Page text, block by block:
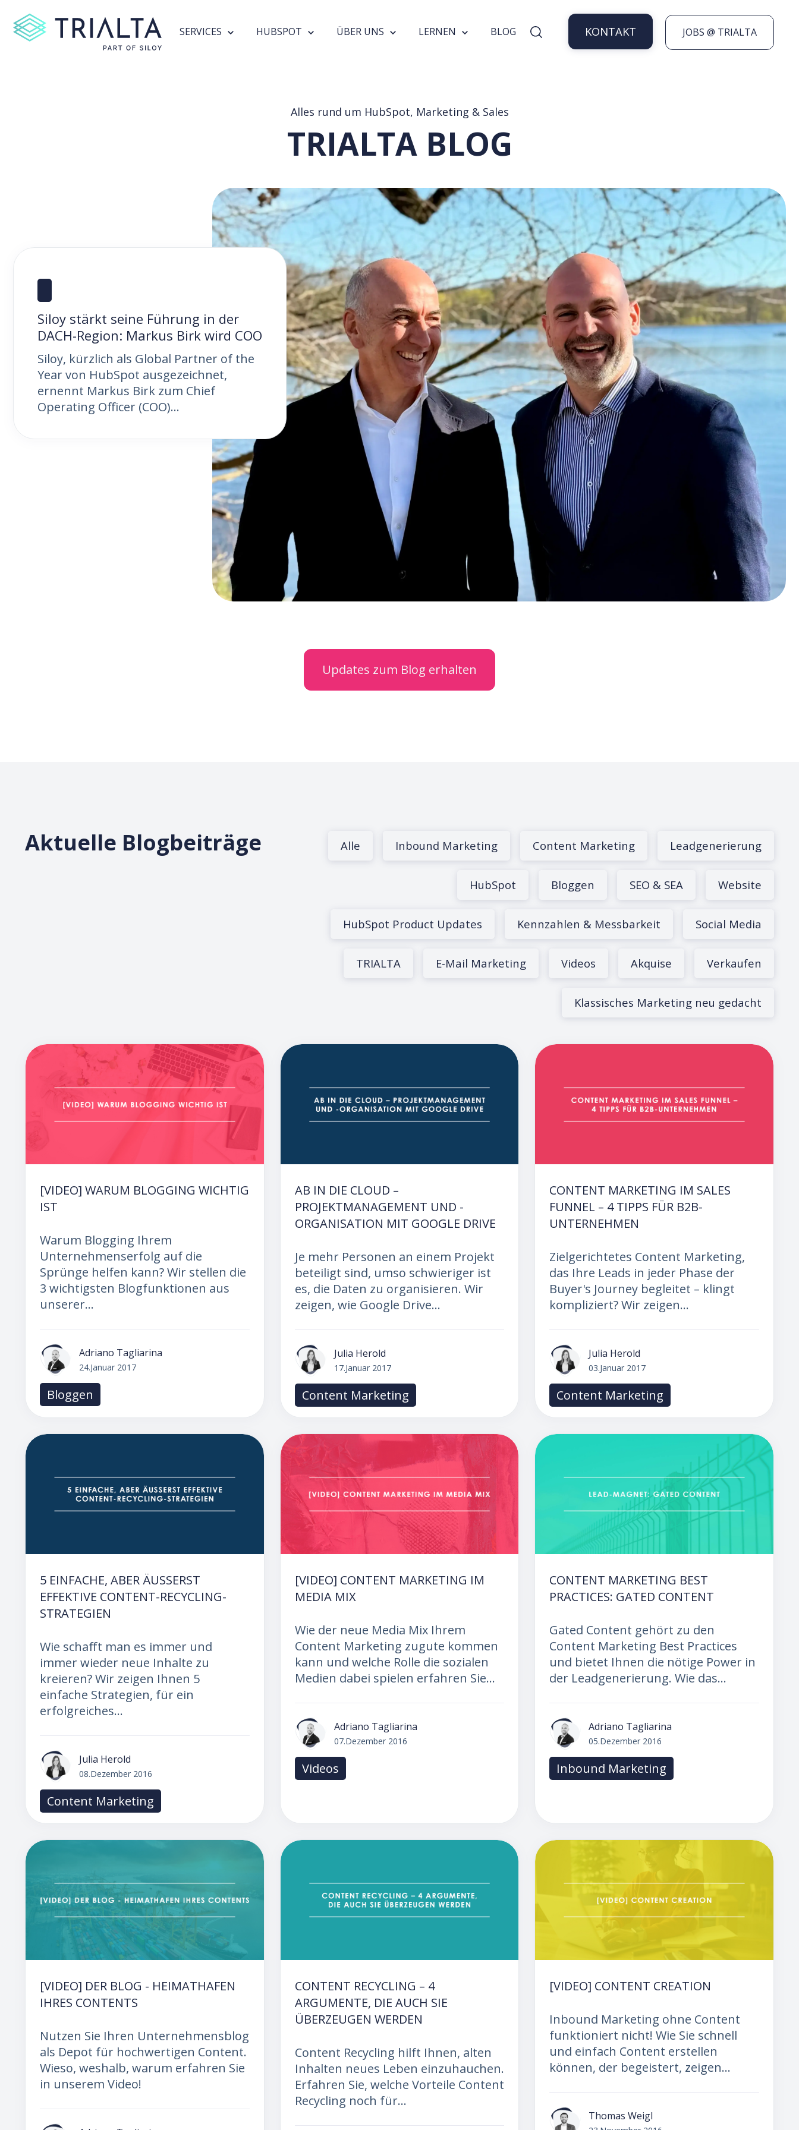
SERVICES HUBSPOT ÜBER UNS LERNEN BLOG KONTAKT JOBS @ TRIALTA
Alles rund um HubSpot, Marketing & Sales
TRIALTA BLOG
Siloy stärkt seine Führung in der
DACH-Region: Markus Birk wird COO
Siloy, kürzlich als Global Partner of the
Year von HubSpot ausgezeichnet,
ernennt Markus Birk zum Chief
Operating Officer (COO)...
Updates zum Blog erhalten
Aktuelle Blogbeiträge Alle Inbound Marketing Content Marketing Leadgenerierung
HubSpot Bloggen SEO & SEA Website
HubSpot Product Updates Kennzahlen & Messbarkeit Social Media
TRIALTA E-Mail Marketing Videos Akquise Verkaufen
Klassisches Marketing neu gedacht
[VIDEO] WARUM BLOGGING WICHTIG
IST
Warum Blogging Ihrem
Unternehmenserfolg auf die
Sprünge helfen kann? Wir stellen die
3 wichtigsten Blogfunktionen aus
unserer...
Adriano Tagliarina
24.Januar 2017
Bloggen
AB IN DIE CLOUD –
PROJEKTMANAGEMENT UND -
ORGANISATION MIT GOOGLE DRIVE
Je mehr Personen an einem Projekt
beteiligt sind, umso schwieriger ist
es, die Daten zu organisieren. Wir
zeigen, wie Google Drive...
Julia Herold
17.Januar 2017
Content Marketing
CONTENT MARKETING IM SALES
FUNNEL – 4 TIPPS FÜR B2B-
UNTERNEHMEN
Zielgerichtetes Content Marketing,
das Ihre Leads in jeder Phase der
Buyer's Journey begleitet – klingt
kompliziert? Wir zeigen...
Julia Herold
03.Januar 2017
Content Marketing
5 EINFACHE, ABER ÄUSSERST E
FFEKTIVE CONTENT-RECYCLING-S
TRATEGIEN
Wie schafft man es immer und
immer wieder neue Inhalte zu
kreieren? Wir zeigen Ihnen 5
einfache Strategien, für ein
erfolgreiches...
Julia Herold
08.Dezember 2016
Content Marketing
[VIDEO] CONTENT MARKETING IM
MEDIA MIX
Wie der neue Media Mix Ihrem
Content Marketing zugute kommen
kann und welche Rolle die sozialen
Medien dabei spielen erfahren Sie...
Adriano Tagliarina
07.Dezember 2016
Videos
CONTENT MARKETING BEST
PRACTICES: GATED CONTENT
Gated Content gehört zu den
Content Marketing Best Practices
und bietet Ihnen die nötige Power in
der Leadgenerierung. Wie das...
Adriano Tagliarina
05.Dezember 2016
Inbound Marketing
[VIDEO] DER BLOG - HEIMATHAFEN
IHRES CONTENTS
Nutzen Sie Ihren Unternehmensblog
als Depot für hochwertigen Content.
Wieso, weshalb, warum erfahren Sie
in unserem Video!
CONTENT RECYCLING – 4
ARGUMENTE, DIE AUCH SIE
ÜBERZEUGEN WERDEN
Content Recycling hilft Ihnen, alten
Inhalten neues Leben einzuhauchen.
Erfahren Sie, welche Vorteile Content
Recycling noch für...
[VIDEO] CONTENT CREATION
Inbound Marketing ohne Content
funktioniert nicht! Wie Sie schnell
und einfach Content erstellen
können, der begeistert, zeigen...
Thomas Weigl